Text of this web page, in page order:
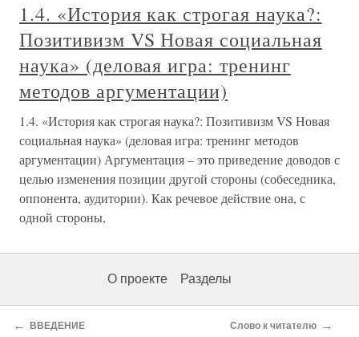
1.4. «История как строгая наука?:
Позитивизм VS Новая социальная
наука» (деловая игра: тренинг
методов аргументации)
1.4. «История как строгая наука?: Позитивизм VS Новая
социальная наука» (деловая игра: тренинг методов
аргументации) Аргументация – это приведение доводов с
целью изменения позиции другой стороны (собеседника,
оппонента, аудитории). Как речевое действие она, с
одной стороны,
О проекте Разделы
← ВВЕДЕНИЕ Слово к читателю →